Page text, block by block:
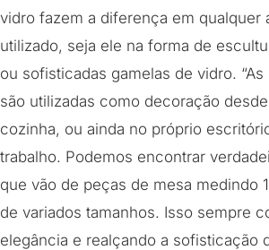
vidro fazem a diferença em qualquer
utilizado, seja ele na forma de
ou sofisticadas gamelas de vidro.
são utilizadas como decoração
cozinha, ou ainda no próprio
trabalho. Podemos encontrar
que vão de peças de mesa medindo
de variados tamanhos. Isso sempre
elegância e realçando a sofisticação